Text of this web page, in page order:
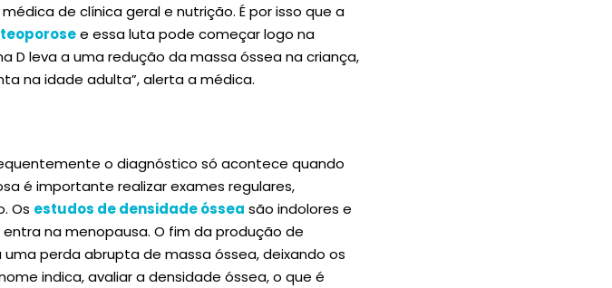
de clínica geral e nutrição. É por isso que a
e essa luta pode começar logo na
D leva a uma redução da massa óssea na criança,
na idade adulta”, alerta a médica.
o diagnóstico só acontece quando
é importante realizar exames regulares,
Os estudos de densidade óssea são indolores e
na menopausa. O fim da produção de
perda abrupta de massa óssea, deixando os
indica, avaliar a densidade óssea, o que é